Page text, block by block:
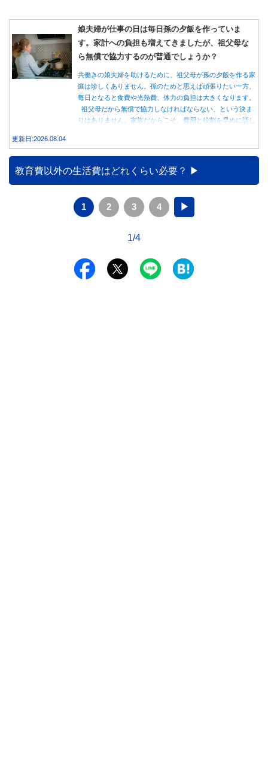
娘夫婦が仕事の日は毎日孫の夕飯を作っていま
す。家計への負担も増えてきましたが、祖父母な
ら無償で協力するのが普通でしょうか？
共働きの娘夫婦を助けるために、祖父母が孫の夕飯を作る家
庭は珍しくありません。孫のためと思えば頑張りたい一方、
毎日となると食費や光熱費、体力の負担は大きくなります。
祖父母だから無償で協力しなければならない、という決ま
りはありません。家族だからこそ、費用と役割を早めに話し
更新日:2026.08.04
教育費以外の生活費はどれくらい必要？
1 2 3 4 ▶
1/4